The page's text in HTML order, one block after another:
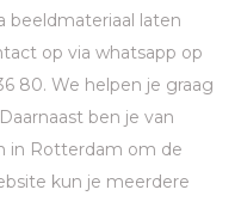
beeldmateriaal laten
op via whatsapp op
80. We helpen je graag
ben je van
in Rotterdam om de
kun je meerdere